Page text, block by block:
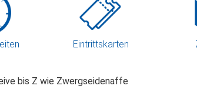
Eintrittskarten
bis Z wie Zwergseidenaffe